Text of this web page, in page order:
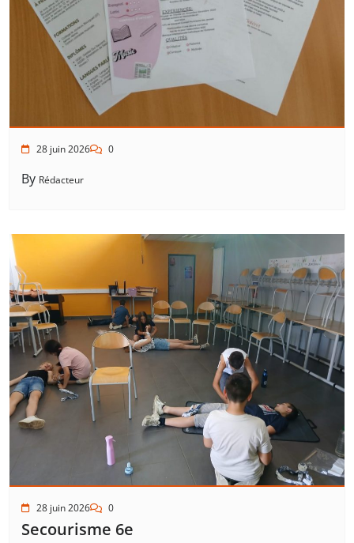
28 juin 2026 0
By Rédacteur
28 juin 2026 0
Secourisme 6e